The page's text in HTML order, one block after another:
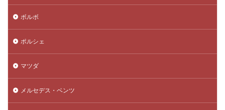
ボルボ
ポルシェ
マツダ
メルセデス・ベンツ